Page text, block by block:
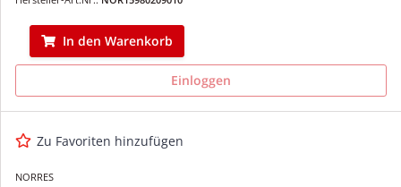
In den Warenkorb
Einloggen
Zu Favoriten hinzufügen
NORRES